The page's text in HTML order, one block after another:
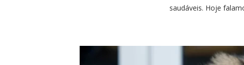
saudáveis. Hoje